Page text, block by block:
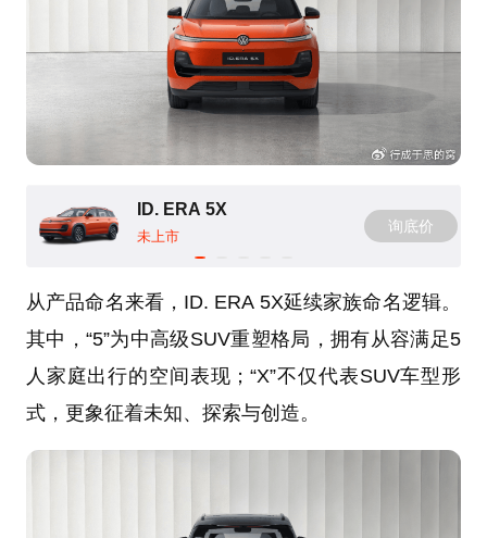
ID. ERA 5X
未上市
询底价
从产品命名来看，ID. ERA 5X延续家族命名逻辑。
其中，“5”为中高级SUV重塑格局，拥有从容满足5
人家庭出行的空间表现；“X”不仅代表SUV车型形
式，更象征着未知、探索与创造。